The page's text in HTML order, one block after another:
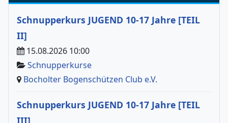
Schnupperkurs JUGEND 10-17 Jahre [TEIL
II]
15.08.2026 10:00
Schnupperkurse
Bocholter Bogenschützen Club e.V.
Schnupperkurs JUGEND 10-17 Jahre [TEIL
III]